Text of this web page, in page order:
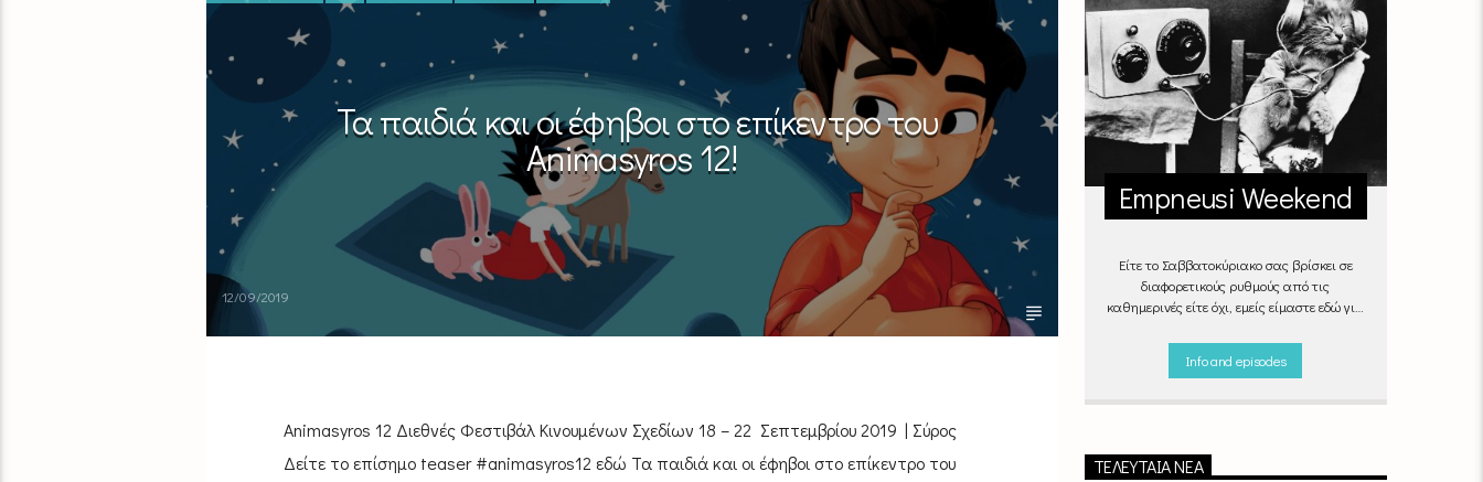
Τα παιδιά και οι έφηβοι στο επίκεντρο του
Animasyros 12!
12/09/2019
Animasyros 12 Διεθνές Φεστιβάλ Κινουμένων Σχεδίων 18 – 22 Σεπτεμβρίου 2019 | Σύρος
Δείτε το επίσημο teaser #animasyros12 εδώ Τα παιδιά και οι έφηβοι στο επίκεντρο του
Empneusi Weekend
Είτε το Σαββατοκύριακο σας βρίσκει σε
διαφορετικούς ρυθμούς από τις
καθημερινές είτε όχι, εμείς είμαστε εδώ για
μέρες της εβδομάδας, δημιουργώντας μία
μελωδική συνήθεια για ό,τι κι αν κάνετε.
Info and episodes
ΤΕΛΕΥΤΑΊΑ ΝΈΑ